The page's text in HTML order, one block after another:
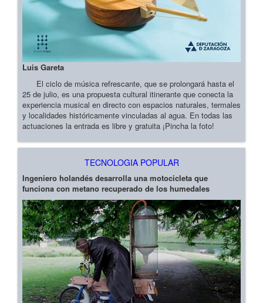
Luis Gareta
El ciclo de música refrescante, que se prolongará hasta el
25 de julio, es una propuesta cultural itinerante que conecta la
experiencia musical en directo con espacios naturales, termales
y localidades históricamente vinculadas al agua. En todas las
actuaciones la entrada es libre y gratuita ¡Pincha la foto!
TECNOLOGIA POPULAR
Ingeniero holandés desarrolla una motocicleta que
funciona con metano recuperado de los humedales